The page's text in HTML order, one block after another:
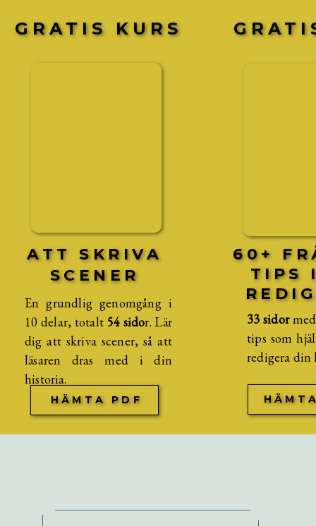
33 sidor
tips som
redigera din
60+
TIPS
HÄMTA PDF
En grundlig genomgång i
10 delar, totalt 54 sidor. Lär
dig att skriva scener, så att
läsaren dras med i din
historia.
ATT SKRIVA
SCENER
GRATIS KURS